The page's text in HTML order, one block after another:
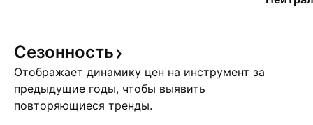
Сезонность
Отображает динамику цен на инструмент за
предыдущие годы, чтобы выявить
повторяющиеся тренды.